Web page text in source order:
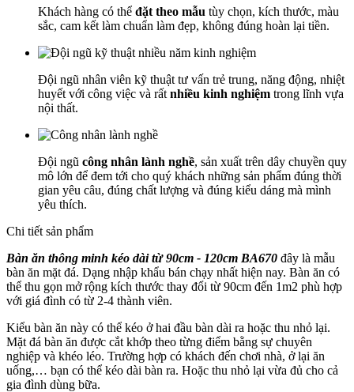
Khách hàng có thể đặt theo mẫu tùy chọn, kích thước, màu
sắc, cam kết làm chuẩn làm đẹp, không đúng hoàn lại tiền.
Đội ngũ nhân viên kỹ thuật tư vấn trẻ trung, năng động, nhiệt
huyết với công việc và rất nhiều kinh nghiệm trong lĩnh vựa
nội thất.
Đội ngũ công nhân lành nghề, sản xuất trên dây chuyền quy
mô lớn để đem tới cho quý khách những sản phẩm đúng thời
gian yêu câu, đúng chất lượng và đúng kiểu dáng mà mình
yêu thích.
Chi tiết sản phẩm
Bàn ăn thông minh kéo dài từ 90cm - 120cm BA670 đây là mẫu
bàn ăn mặt đá. Dạng nhập khẩu bán chạy nhất hiện nay. Bàn ăn có
thể thu gọn mở rộng kích thước thay đổi từ 90cm đến 1m2 phù hợp
với giá đình có từ 2-4 thành viên.
Kiểu bàn ăn này có thể kéo ở hai đầu bàn dài ra hoặc thu nhỏ lại.
Mặt đá bàn ăn được cắt khớp theo từng điểm bằng sự chuyên
nghiệp và khéo léo. Trường hợp có khách đến chơi nhà, ở lại ăn
uống,… bạn có thể kéo dài bàn ra. Hoặc thu nhỏ lại vừa đủ cho cả
gia đình dùng bữa.